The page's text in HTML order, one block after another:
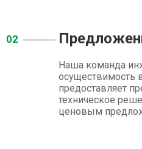
02
Наша команда
осуществимость
предоставляет
техническое
ценовым